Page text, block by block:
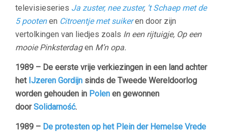
televisieseries Ja zuster, nee zuster, ’t Schaep met de
5 pootenen Citroentje met suikeren door zijn
vertolkingen van liedjes zoals In een rijtuigje, Op een
mooie Pinksterdagen M’n opa.
1989 – De eerste vrije verkiezingen in een land achter
het IJzeren Gordijn sinds de Tweede Wereldoorlog
worden gehouden in Polen en gewonnen
doorSolidarność.
1989 – De protesten op het Plein der Hemelse Vrede